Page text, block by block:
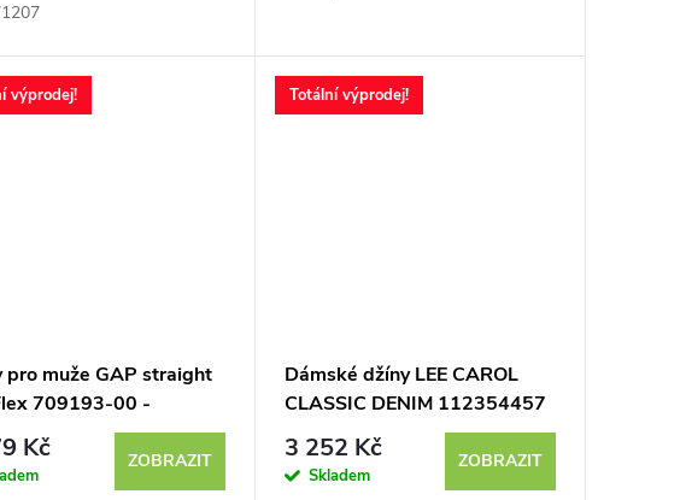
výprodej!
pro muže GAP straight
709193-00 -
Kč ZOBRAZIT
Totální výprodej!
Dámské džíny LEE CAROL
CLASSIC DENIM 112354457
- výprodej
3 252 Kč
Skladem
ZOBRAZIT